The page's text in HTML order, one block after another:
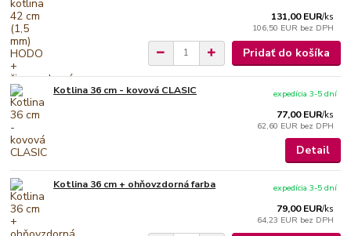
131,00 EUR/ks
106,50 EUR bez DPH
Pridať do košíka
Kotlina 36 cm - kovová CLASIC
77,00 EUR/ks
62,60 EUR bez DPH
expedícia 3-5 dní
Detail
Kotlina 36 cm + ohňovzdorná farba
79,00 EUR/ks
64,23 EUR bez DPH
expedícia 3-5 dní